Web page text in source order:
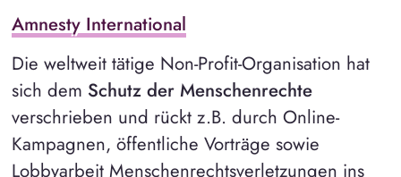
Amnesty International
Die weltweit tätige Non-Profit-Organisation hat
sich dem Schutz der Menschenrechte
verschrieben und rückt z.B. durch Online-
Kampagnen, öffentliche Vorträge sowie
Lobbyarbeit Menschenrechtsverletzungen ins